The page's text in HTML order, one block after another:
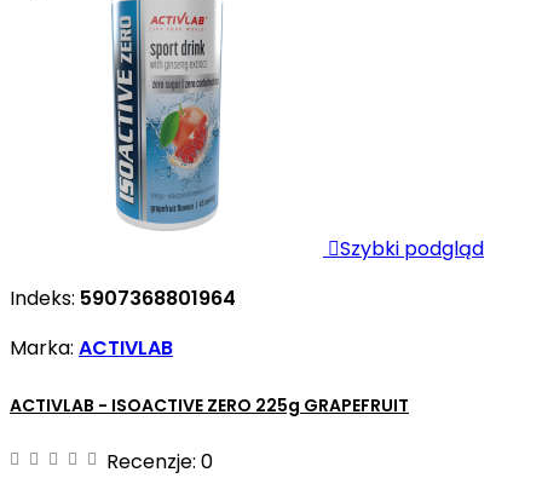
Szybki podgląd
Indeks: 5907368801964
Marka: ACTIVLAB
ACTIVLAB - ISOACTIVE ZERO 225g GRAPEFRUIT
Recenzje: 0